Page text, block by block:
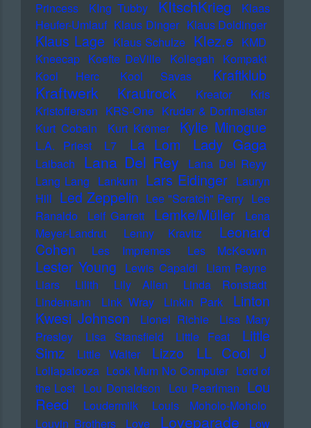
Princess
KIng Tubby KItschKrieg
Klaas
Heufer-Umlauf Klaus Dinger Klaus Doldinger
Klaus Lage Klaus Schulze Klez.e KMD
Kneecap Koefte DeVille Kollegah Kompakt
Kool Herc
Kool Savas Kraftklub
Kraftwerk Krautrock Kreator
Kris
Kristofferson KRS-One Kruder & Dorfmeister
Kurt Cobain
Kurt Krömer Kylie Minogue
L.A. Priest L7 La Lom Lady Gaga
Laibach Lana Del Rey
Lana Del Reyy
Lang Lang Lankum Lars Eidinger Lauryn
Hill Led Zeppelin Lee "Scratch" Perry Lee
Ranaldo
Leif Garrett Lemke/Müller
Lena
Meyer-Landrut
Lenny Kravitz
Leonard
Cohen
Les Impremes Les McKeown
Lester Young Lewis Capaldi Liam Payne
Liars
Lilith Lily Allen
Linda Ronstadt
Lindemann
Link Wray Linkin Park
Linton
Kwesi Johnson
Lionel Richie
Lisa Mary
Presley
Lisa Stansfield Little Feat
Little
Simz
Little Walter Lizzo LL Cool J
Lollapalooza Look Mum No Computer Lord of
the Lost Lou Donaldson Lou Pearlman Lou
Reed
Loudermilk
Louis Moholo-Moholo
Louvin Brothers
Love Loveparade
Low